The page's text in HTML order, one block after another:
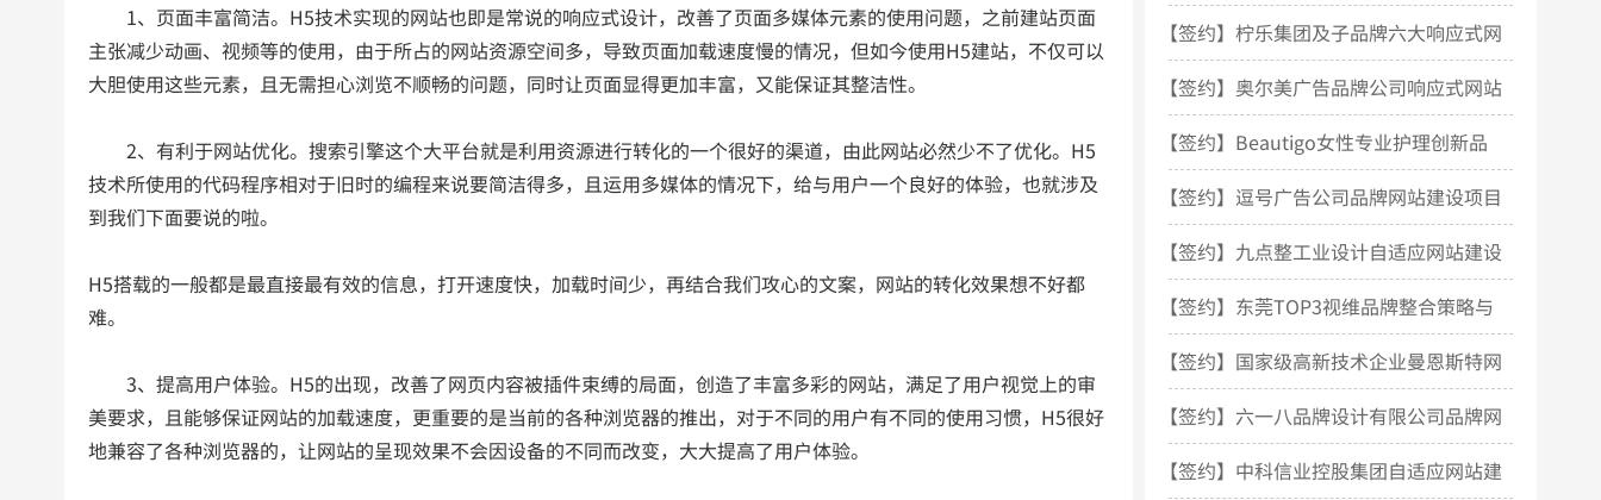
1、页面丰富简洁。H5技术实现的网站也即是常说的响应式设计，改善了页面多媒体元素的使用问题，之前建站页面
主张减少动画、视频等的使用，由于所占的网站资源空间多，导致页面加载速度慢的情况，但如今使用H5建站，不仅可以
大胆使用这些元素，且无需担心浏览不顺畅的问题，同时让页面显得更加丰富，又能保证其整洁性。
2、有利于网站优化。搜索引擎这个大平台就是利用资源进行转化的一个很好的渠道，由此网站必然少不了优化。H5
技术所使用的代码程序相对于旧时的编程来说要简洁得多，且运用多媒体的情况下，给与用户一个良好的体验，也就涉及
到我们下面要说的啦。
H5搭载的一般都是最直接最有效的信息，打开速度快，加载时间少，再结合我们攻心的文案，网站的转化效果想不好都
难。
3、提高用户体验。H5的出现，改善了网页内容被插件束缚的局面，创造了丰富多彩的网站，满足了用户视觉上的审
美要求，且能够保证网站的加载速度，更重要的是当前的各种浏览器的推出，对于不同的用户有不同的使用习惯，H5很好
地兼容了各种浏览器的，让网站的呈现效果不会因设备的不同而改变，大大提高了用户体验。
站设计项目开发
【签约】柠乐集团及子品牌六大响应式网
站建设项目
【签约】奥尔美广告品牌公司响应式网站
建设项目
【签约】Beautigo女性专业护理创新品
牌网站建设项目
【签约】逗号广告公司品牌网站建设项目
【签约】九点整工业设计自适应网站建设
项目
【签约】东莞TOP3视维品牌整合策略与
设计机构网站建设
【签约】国家级高新技术企业曼恩斯特网
站建设项目
【签约】六一八品牌设计有限公司品牌网
站建设项目
【签约】中科信业控股集团自适应网站建